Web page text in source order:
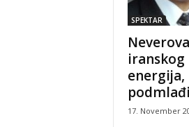
SPEKTAR
iranskog
17. November